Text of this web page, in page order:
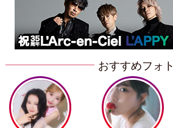
おすすめフォト